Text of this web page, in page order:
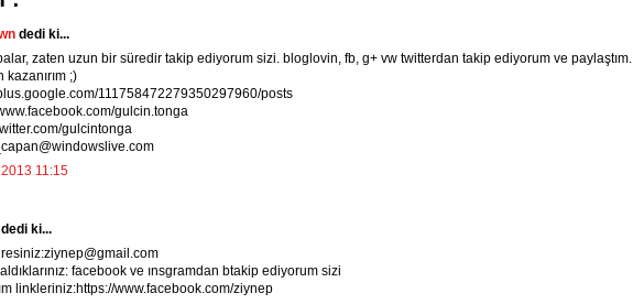
dedi ki...
zaten uzun bir süredir takip ediyorum sizi. bloglovin, fb, g+ vw twitterdan takip ediyorum ve paylaştım.
kazanırım ;)
111758472279350297960/posts
gulcin.tonga
gulcintonga
11:15
dedi ki...
facebook ve ınsgramdan btakip ediyorum sizi
linkleriniz:https://www.facebook.com/ziynep